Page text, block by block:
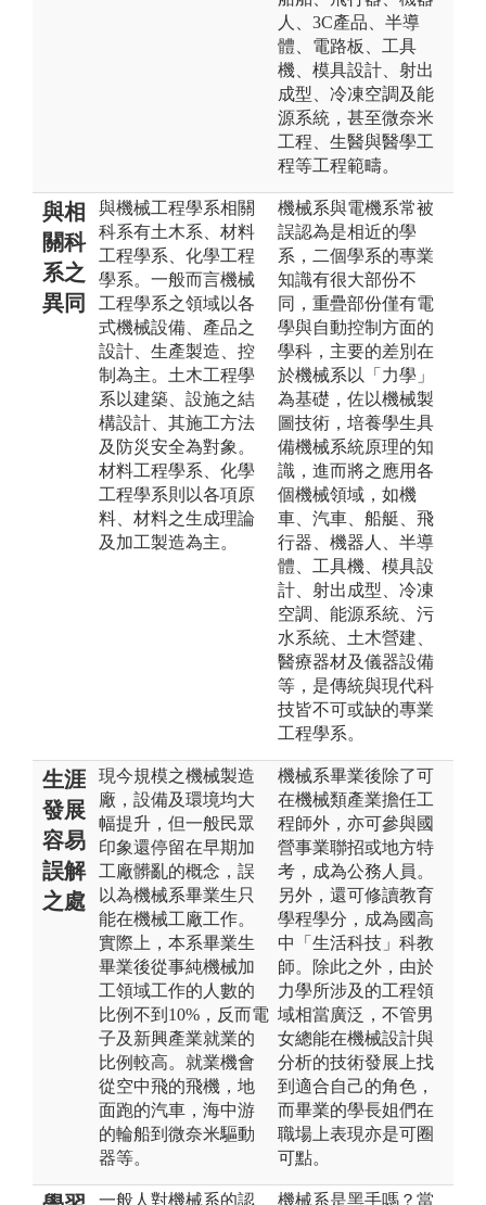
人、3C產品、半導
體、電路板、工具
機、模具設計、射出
成型、冷凍空調及能
源系統，甚至微奈米
工程、生醫與醫學工
程等工程範疇。
與相
關科
系之
異同
與機械工程學系相關
科系有土木系、材料
工程學系、化學工程
學系。一般而言機械
工程學系之領域以各
式機械設備、產品之
設計、生產製造、控
制為主。土木工程學
系以建築、設施之結
構設計、其施工方法
及防災安全為對象。
材料工程學系、化學
工程學系則以各項原
料、材料之生成理論
及加工製造為主。
機械系與電機系常被
誤認為是相近的學
系，二個學系的專業
知識有很大部份不
同，重疊部份僅有電
學與自動控制方面的
學科，主要的差別在
於機械系以「力學」
為基礎，佐以機械製
圖技術，培養學生具
備機械系統原理的知
識，進而將之應用各
個機械領域，如機
車、汽車、船艇、飛
行器、機器人、半導
體、工具機、模具設
計、射出成型、冷凍
空調、能源系統、污
水系統、土木營建、
醫療器材及儀器設備
等，是傳統與現代科
技皆不可或缺的專業
工程學系。
生涯
發展
容易
誤解
之處
現今規模之機械製造
廠，設備及環境均大
幅提升，但一般民眾
印象還停留在早期加
工廠髒亂的概念，誤
以為機械系畢業生只
能在機械工廠工作。
實際上，本系畢業生
畢業後從事純機械加
工領域工作的人數的
比例不到10%，反而電
子及新興產業就業的
比例較高。就業機會
從空中飛的飛機，地
面跑的汽車，海中游
的輪船到微奈米驅動
器等。
機械系畢業後除了可
在機械類產業擔任工
程師外，亦可參與國
營事業聯招或地方特
考，成為公務人員。
另外，還可修讀教育
學程學分，成為國高
中「生活科技」科教
師。除此之外，由於
力學所涉及的工程領
域相當廣泛，不管男
女總能在機械設計與
分析的技術發展上找
到適合自己的角色，
而畢業的學長姐們在
職場上表現亦是可圈
可點。
一般人對機械系的認
機械系是黑手嗎？當